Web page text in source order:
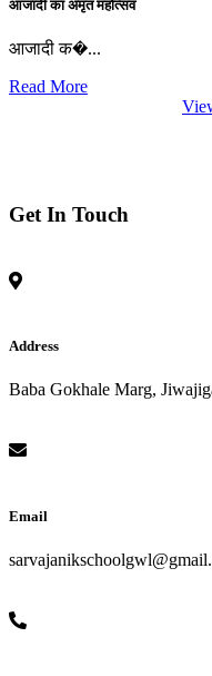
आजादी का अमृत महोत्सव
आजादी क�...
Read More
Get In Touch
Address
Baba Gokhale Marg,
Email